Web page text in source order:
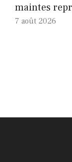
maintes
7 août 2026